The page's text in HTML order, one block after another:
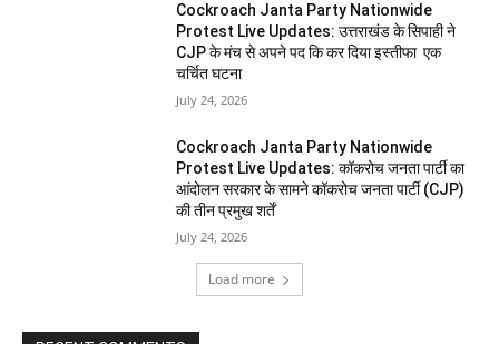
Cockroach Janta Party Nationwide
Protest Live Updates: उत्तराखंड के सिपाही ने
CJP के मंच से अपने पद कि कर दिया इस्तीफा एक
चर्चित घटना
July 24, 2026
Cockroach Janta Party Nationwide
Protest Live Updates: कॉकरोच जनता पार्टी का
आंदोलन सरकार के सामने कॉकरोच जनता पार्टी (CJP)
की तीन प्रमुख शर्तें
July 24, 2026
Load more